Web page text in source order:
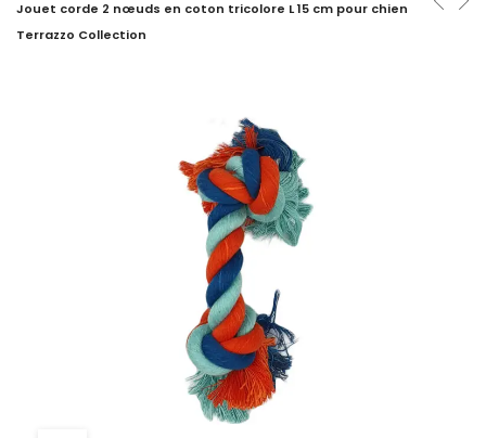
Jouet corde 2 nœuds en coton tricolore L 15 cm pour chien
Terrazzo Collection